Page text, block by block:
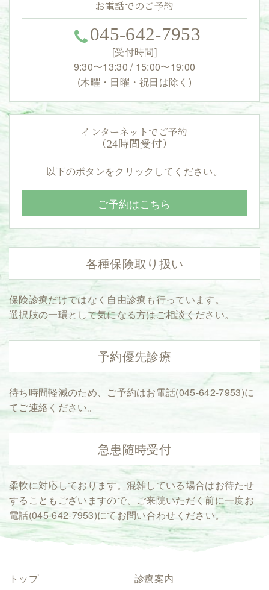
お電話でのご予約
045-642-7953
[受付時間]
9:30〜13:30 / 15:00〜19:00
(木曜・日曜・祝日は除く)
インターネットでご予約
（24時間受付）
以下のボタンをクリックしてください。
ご予約はこちら
各種保険取り扱い
保険診療だけではなく自由診療も行っています。
選択肢の一環として気になる方はご相談ください。
予約優先診療
待ち時間軽減のため、ご予約はお電話(045-642-7953)に
てご連絡ください。
急患随時受付
柔軟に対応しております。混雑している場合はお待たせ
することもございますので、ご来院いただく前に一度お
電話(045-642-7953)にてお問い合わせください。
トップ 診療案内